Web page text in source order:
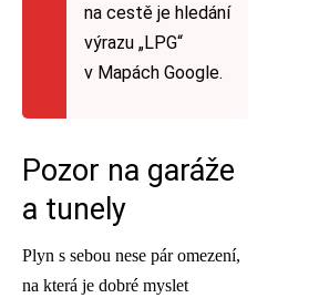
na cestě je hledání
výrazu „LPG“
v Mapách Google.
Pozor na garáže
a tunely
Plyn s sebou nese pár omezení,
na která je dobré myslet